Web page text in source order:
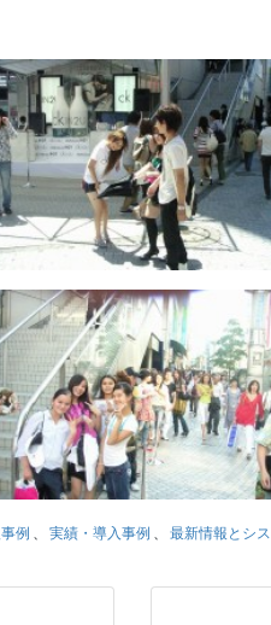
例 、 実績・導入事例 、 最新情報とシ